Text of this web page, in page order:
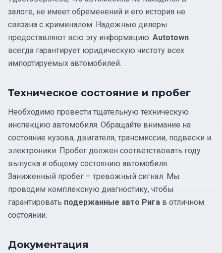
залоге, не имеет обременений и его история не
связана с криминалом. Надежные дилеры
предоставляют всю эту информацию. Autotown
всегда гарантирует юридическую чистоту всех
импортируемых автомобилей.
Техническое состояние и пробег
Необходимо провести тщательную техническую
инспекцию автомобиля. Обращайте внимание на
состояние кузова, двигателя, трансмиссии, подвески и
электроники. Пробег должен соответствовать году
выпуска и общему состоянию автомобиля.
Заниженный пробег – тревожный сигнал. Мы
проводим комплексную диагностику, чтобы
гарантировать подержанные авто Рига в отличном
состоянии.
Документация